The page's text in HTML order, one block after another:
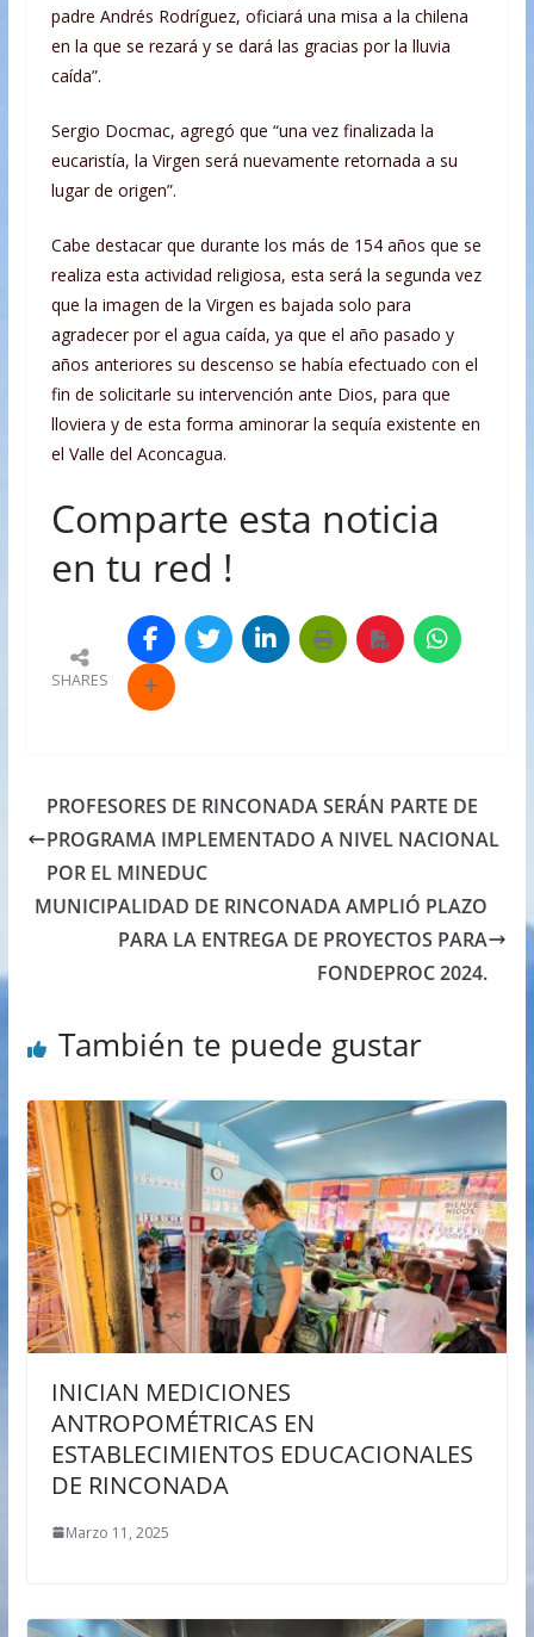
padre Andrés Rodríguez, oficiará una misa a la chilena
en la que se rezará y se dará las gracias por la lluvia
caída”.
Sergio Docmac, agregó que “una vez finalizada la
eucaristía, la Virgen será nuevamente retornada a su
lugar de origen”.
Cabe destacar que durante los más de 154 años que se
realiza esta actividad religiosa, esta será la segunda vez
que la imagen de la Virgen es bajada solo para
agradecer por el agua caída, ya que el año pasado y
años anteriores su descenso se había efectuado con el
fin de solicitarle su intervención ante Dios, para que
lloviera y de esta forma aminorar la sequía existente en
el Valle del Aconcagua.
Comparte esta noticia
en tu red !
SHARES
PROFESORES DE RINCONADA SERÁN PARTE DE
PROGRAMA IMPLEMENTADO A NIVEL NACIONAL
POR EL MINEDUC
MUNICIPALIDAD DE RINCONADA AMPLIÓ PLAZO
PARA LA ENTREGA DE PROYECTOS PARA
FONDEPROC 2024.
También te puede gustar
INICIAN MEDICIONES
ANTROPOMÉTRICAS EN
ESTABLECIMIENTOS EDUCACIONALES
DE RINCONADA
Marzo 11, 2025